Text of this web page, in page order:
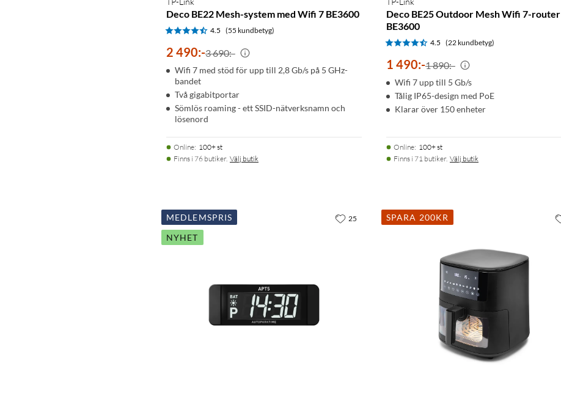
Deco BE22 Mesh-system med Wifi 7 BE3600
4.5 (55 kundbetyg)
2 490:-3 690:-
Wifi 7 med stöd för upp till 2,8 Gb/s på 5 GHz-
bandet
Två gigabitportar
Sömlös roaming - ett SSID-nätverksnamn och
lösenord
Online: 100+ st
Finns i 76 butiker. Välj butik
Deco BE25 Outdoor Mesh Wifi 7-router
BE3600
4.5 (22 kundbetyg)
1 490:-1 890:-
Wifi 7 upp till 5 Gb/s
Tålig IP65-design med PoE
Klarar över 150 enheter
Online: 100+ st
Finns i 71 butiker. Välj butik
MEDLEMSPRIS
NYHET
25 SPARA 200KR